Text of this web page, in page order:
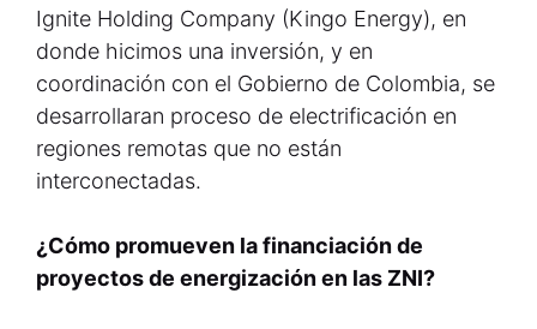
Ignite Holding Company (Kingo Energy), en
donde hicimos una inversión, y en
coordinación con el Gobierno de Colombia, se
desarrollaran proceso de electrificación en
regiones remotas que no están
interconectadas.
¿Cómo promueven la financiación de
proyectos de energización en las ZNI?